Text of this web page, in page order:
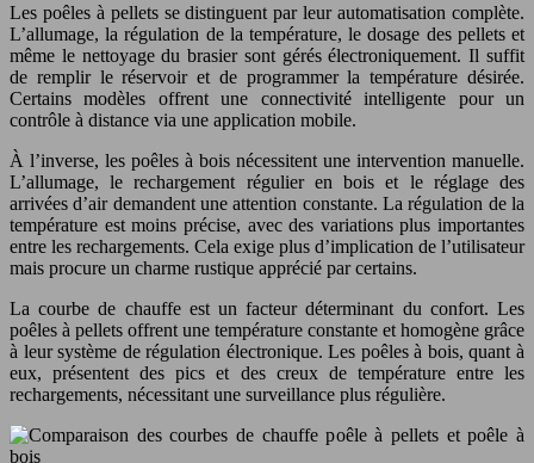
Les poêles à pellets se distinguent par leur automatisation complète.
L’allumage, la régulation de la température, le dosage des pellets et
même le nettoyage du brasier sont gérés électroniquement. Il suffit
de remplir le réservoir et de programmer la température désirée.
Certains modèles offrent une connectivité intelligente pour un
contrôle à distance via une application mobile.
À l’inverse, les poêles à bois nécessitent une intervention manuelle.
L’allumage, le rechargement régulier en bois et le réglage des
arrivées d’air demandent une attention constante. La régulation de la
température est moins précise, avec des variations plus importantes
entre les rechargements. Cela exige plus d’implication de l’utilisateur
mais procure un charme rustique apprécié par certains.
La courbe de chauffe est un facteur déterminant du confort. Les
poêles à pellets offrent une température constante et homogène grâce
à leur système de régulation électronique. Les poêles à bois, quant à
eux, présentent des pics et des creux de température entre les
rechargements, nécessitant une surveillance plus régulière.